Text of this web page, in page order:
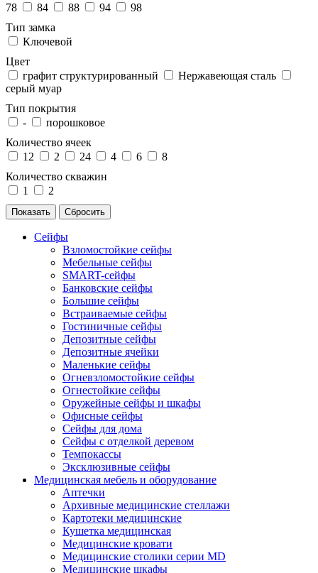
78
84 88 94
98
Тип замка
Ключевой
Цвет
графит структурированный
Нержавеющая сталь
серый муар
Тип покрытия
-
порошковое
Количество ячеек
12
2 24 4 6
8
Количество скважин
1
2
Сейфы
Взломостойкие сейфы
Мебельные сейфы
SMART-сейфы
Банковские сейфы
Большие сейфы
Встраиваемые сейфы
Гостиничные сейфы
Депозитные сейфы
Депозитные ячейки
Маленькие сейфы
Огневзломостойкие сейфы
Огнестойкие сейфы
Оружейные сейфы и шкафы
Офисные сейфы
Сейфы для дома
Сейфы с отделкой деревом
Темпокассы
Эксклюзивные сейфы
Медицинская мебель и оборудование
Аптечки
Архивные медицинские стеллажи
Картотеки медицинские
Кушетка медицинская
Медицинские кровати
Медицинские столики серии MD
Медицинские шкафы